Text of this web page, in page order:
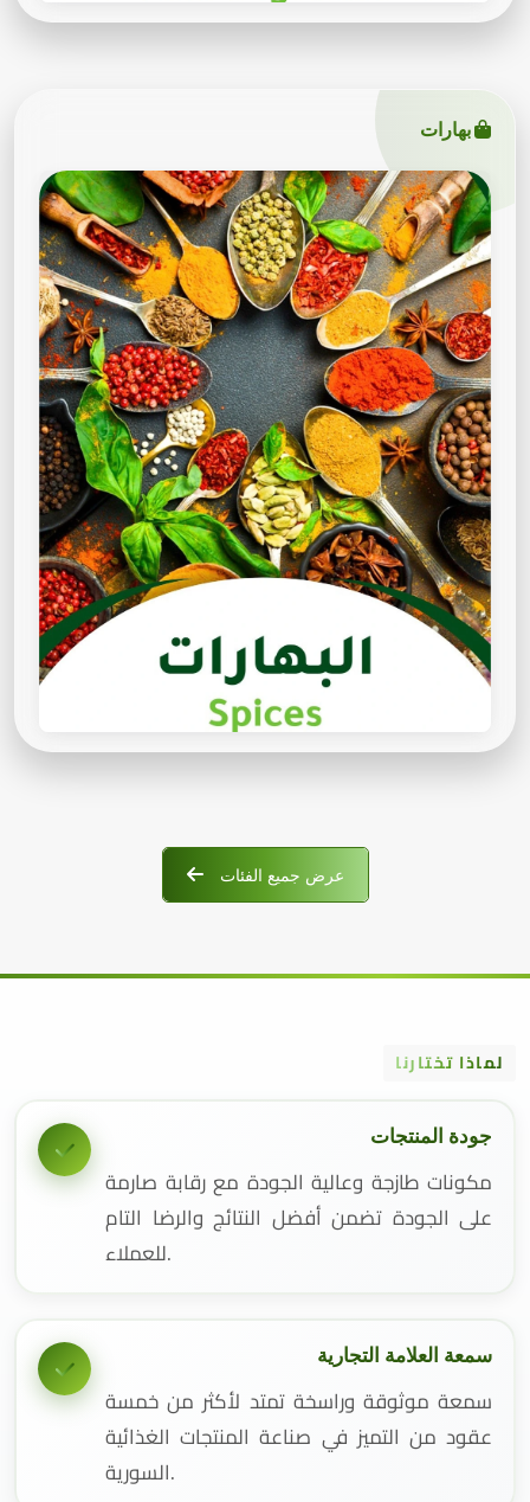
بهارات
عرض جميع الفئات
لماذا تختارنا
جودة المنتجات
مكونات طازجة وعالية الجودة مع رقابة صارمة
على الجودة تضمن أفضل النتائج والرضا التام
للعملاء.
سمعة العلامة التجارية
سمعة موثوقة وراسخة تمتد لأكثر من خمسة
عقود من التميز في صناعة المنتجات الغذائية
السورية.